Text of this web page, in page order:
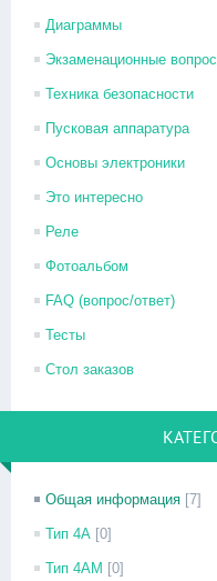
Диаграммы
Экзаменационные
Техника безопасности
Пусковая аппаратура
Основы электроники
Это интересно
Реле
Фотоальбом
FAQ (вопрос/ответ)
Тесты
Стол заказов
Общая информация [7]
Тип 4А [0]
Тип 4АМ [0]